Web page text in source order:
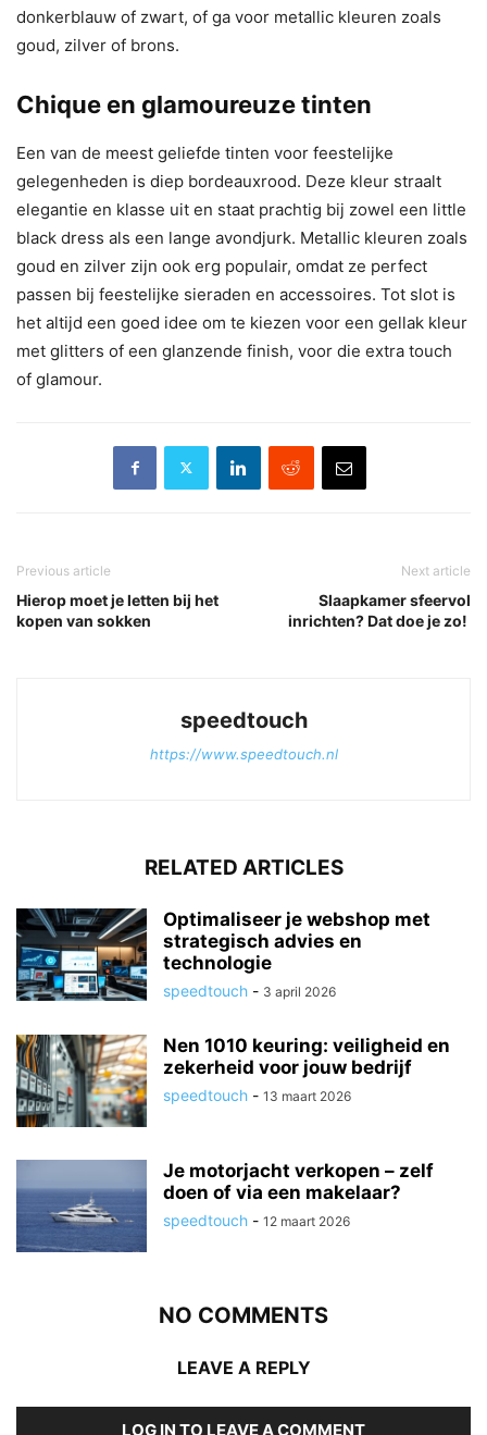
donkerblauw of zwart, of ga voor metallic kleuren zoals
goud, zilver of brons.
Chique en glamoureuze tinten
Een van de meest geliefde tinten voor feestelijke
gelegenheden is diep bordeauxrood. Deze kleur straalt
elegantie en klasse uit en staat prachtig bij zowel een little
black dress als een lange avondjurk. Metallic kleuren zoals
goud en zilver zijn ook erg populair, omdat ze perfect
passen bij feestelijke sieraden en accessoires. Tot slot is
het altijd een goed idee om te kiezen voor een gellak kleur
met glitters of een glanzende finish, voor die extra touch
of glamour.
Previous article
Hierop moet je letten bij het
kopen van sokken
Next article
Slaapkamer sfeervol
inrichten? Dat doe je zo!
speedtouch
https://www.speedtouch.nl
RELATED ARTICLES
Optimaliseer je webshop met
strategisch advies en
technologie
speedtouch - 3 april 2026
Nen 1010 keuring: veiligheid en
zekerheid voor jouw bedrijf
speedtouch - 13 maart 2026
Je motorjacht verkopen – zelf
doen of via een makelaar?
speedtouch - 12 maart 2026
NO COMMENTS
LEAVE A REPLY
LOG IN TO LEAVE A COMMENT